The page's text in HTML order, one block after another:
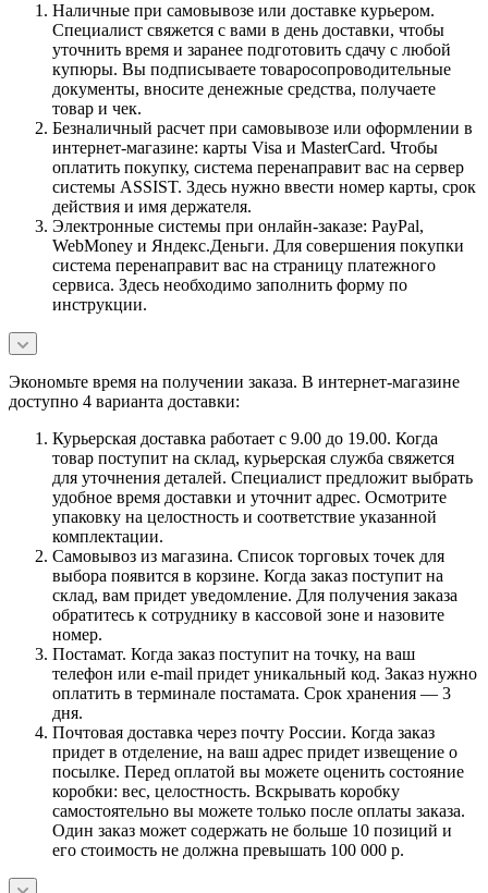
Наличные при самовывозе или доставке курьером.
Специалист свяжется с вами в день доставки, чтобы
уточнить время и заранее подготовить сдачу с любой
купюры. Вы подписываете товаросопроводительные
документы, вносите денежные средства, получаете
товар и чек.
Безналичный расчет при самовывозе или оформлении в
интернет-магазине: карты Visa и MasterCard. Чтобы
оплатить покупку, система перенаправит вас на сервер
системы ASSIST. Здесь нужно ввести номер карты, срок
действия и имя держателя.
Электронные системы при онлайн-заказе: PayPal,
WebMoney и Яндекс.Деньги. Для совершения покупки
система перенаправит вас на страницу платежного
сервиса. Здесь необходимо заполнить форму по
инструкции.
Экономьте время на получении заказа. В интернет-магазине
доступно 4 варианта доставки:
Курьерская доставка работает с 9.00 до 19.00. Когда
товар поступит на склад, курьерская служба свяжется
для уточнения деталей. Специалист предложит выбрать
удобное время доставки и уточнит адрес. Осмотрите
упаковку на целостность и соответствие указанной
комплектации.
Самовывоз из магазина. Список торговых точек для
выбора появится в корзине. Когда заказ поступит на
склад, вам придет уведомление. Для получения заказа
обратитесь к сотруднику в кассовой зоне и назовите
номер.
Постамат. Когда заказ поступит на точку, на ваш
телефон или e-mail придет уникальный код. Заказ нужно
оплатить в терминале постамата. Срок хранения — 3
дня.
Почтовая доставка через почту России. Когда заказ
придет в отделение, на ваш адрес придет извещение о
посылке. Перед оплатой вы можете оценить состояние
коробки: вес, целостность. Вскрывать коробку
самостоятельно вы можете только после оплаты заказа.
Один заказ может содержать не больше 10 позиций и
его стоимость не должна превышать 100 000 р.